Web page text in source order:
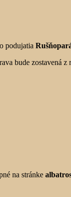
podujatia
bude zostavená
na stránke